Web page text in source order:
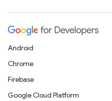
Android
Chrome
Firebase
Google Cloud Platform